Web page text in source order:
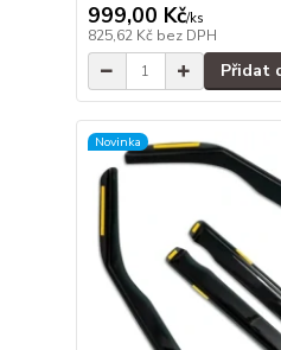
999,00 Kč/ks
825,62 Kč bez DPH
Přidat
Novinka